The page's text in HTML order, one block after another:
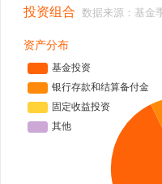
投资组合 数据来源：基金
资产分布